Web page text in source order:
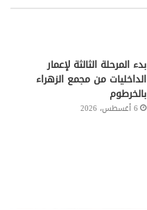
بدء المرحلة الثالثة لإعمار
الداخليات من مجمع الزهراء
بالخرطوم
6 أغسطس، 2026